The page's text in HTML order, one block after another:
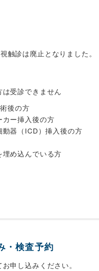
触診は廃止となりました。
受診できません
後の方
ー挿入後の方
器（ICD）挿入後の方
め込んでいる方
・検査予約
申し込みください。